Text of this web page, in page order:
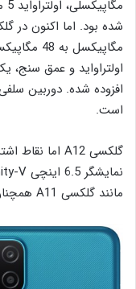
است.
مانند گلکسی A11 همچنان از رزولوشن HD+ پشتیبانی می‌کند.